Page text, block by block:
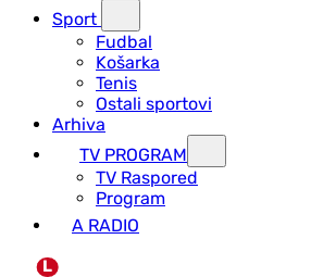
Sport
Fudbal
Košarka
Tenis
Ostali sportovi
Arhiva
TV PROGRAM
ТV Raspored
Program
A RADIO
L